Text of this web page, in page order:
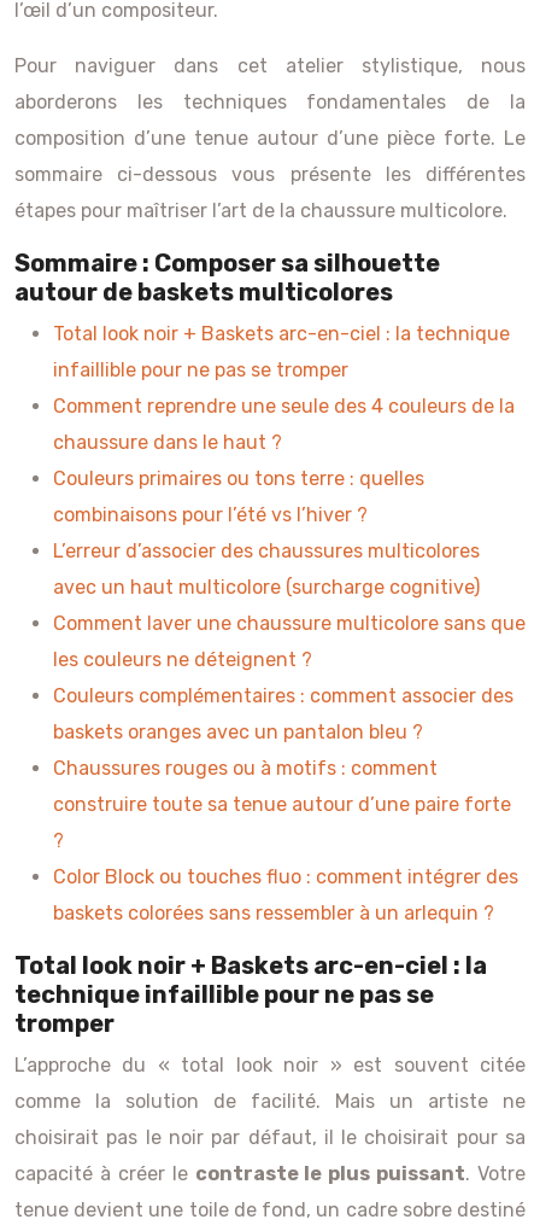
l’œil d’un compositeur.
Pour naviguer dans cet atelier stylistique, nous
aborderons les techniques fondamentales de la
composition d’une tenue autour d’une pièce forte. Le
sommaire ci-dessous vous présente les différentes
étapes pour maîtriser l’art de la chaussure multicolore.
Sommaire : Composer sa silhouette
autour de baskets multicolores
Total look noir + Baskets arc-en-ciel : la technique
infaillible pour ne pas se tromper
Comment reprendre une seule des 4 couleurs de la
chaussure dans le haut ?
Couleurs primaires ou tons terre : quelles
combinaisons pour l’été vs l’hiver ?
L’erreur d’associer des chaussures multicolores
avec un haut multicolore (surcharge cognitive)
Comment laver une chaussure multicolore sans que
les couleurs ne déteignent ?
Couleurs complémentaires : comment associer des
baskets oranges avec un pantalon bleu ?
Chaussures rouges ou à motifs : comment
construire toute sa tenue autour d’une paire forte
?
Color Block ou touches fluo : comment intégrer des
baskets colorées sans ressembler à un arlequin ?
Total look noir + Baskets arc-en-ciel : la
technique infaillible pour ne pas se
tromper
L’approche du « total look noir » est souvent citée
comme la solution de facilité. Mais un artiste ne
choisirait pas le noir par défaut, il le choisirait pour sa
capacité à créer le contraste le plus puissant. Votre
tenue devient une toile de fond, un cadre sobre destiné